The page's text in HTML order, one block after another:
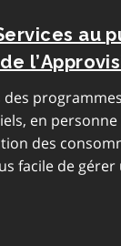
au
en personne
des
facile de